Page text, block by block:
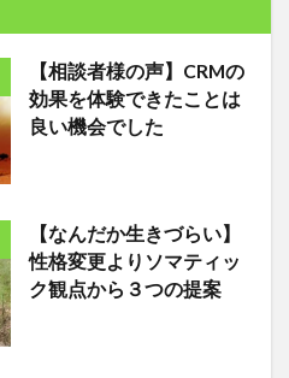
【相談者様の声】CRMの
効果を体験できたことは
良い機会でした
【なんだか生きづらい】
性格変更よりソマティッ
ク観点から３つの提案